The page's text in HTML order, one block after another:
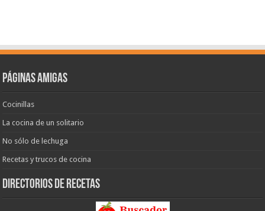
Páginas amigas
Cocinillas
La cocina de un solitario
No sólo de lechuga
Recetas y trucos de cocina
Directorios de recetas